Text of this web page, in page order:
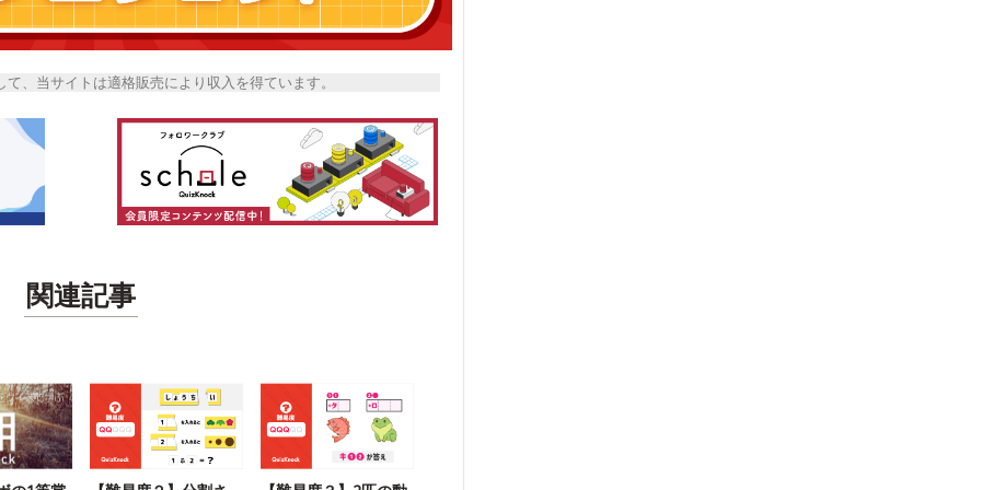
、当サイトは適格販売により収入を得ています。
関連記事